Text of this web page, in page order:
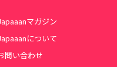
マガジン
について
問い合わせ